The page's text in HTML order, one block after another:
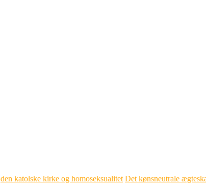
den katolske kirke og homoseksualitet Det kønsneutrale